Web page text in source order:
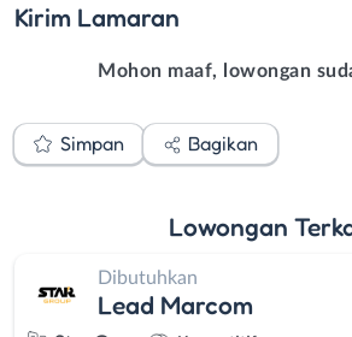
Kirim Lamaran
Mohon maaf, lowongan
Simpan Bagikan
Lowongan
Dibutuhkan
Lead Marcom